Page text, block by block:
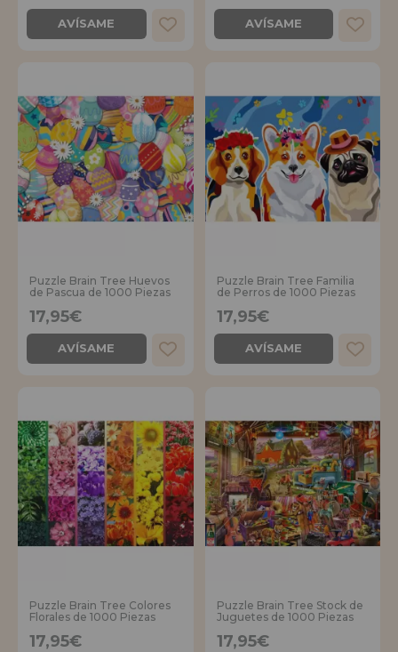
AVÍSAME AVÍSAME
Puzzle Brain Tree Huevos
de Pascua de 1000 Piezas
17,95€
AVÍSAME
Puzzle Brain Tree Familia
de Perros de 1000 Piezas
17,95€
AVÍSAME
Puzzle Brain Tree Colores
Florales de 1000 Piezas
17,95€
Puzzle Brain Tree Stock de
Juguetes de 1000 Piezas
17,95€